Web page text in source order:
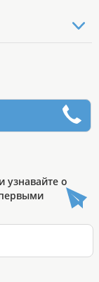
узнавайте о